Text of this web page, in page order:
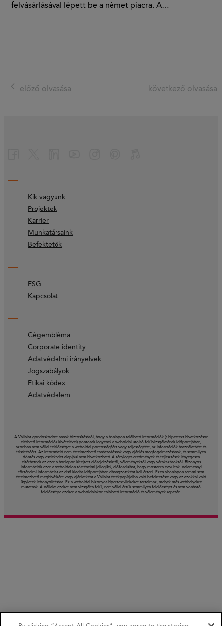
felvásárlásával lépett be a német piacra. A…
előző olvasása következő olvasása
Kik vagyunk
Projektek
Karrier
Munkatársaink
Befektetők
ESG
Kapcsolat
Cégembléma
Corporate identity
Adatvédelmi irányelvek
Jogszabályok
Etikai kódex
Adatvédelem
A Vállalat gondoskodott annak biztosításáról, hogy a honlapon található információk (a hipertext hivatkozáson
elérhető információk kivételével) pontosak legyenek a weboldal utolsó felülvizsgálatának időpontjában,
azonban nem vállal felelősséget a weboldal pontosságáért vagy teljességéért, az információk használatáért és
frissítéséért. Az információ nem értelmezhető tanácsadásnak vagy ajánlás megfogalmazásának, és semmilyen
döntés vagy cselekedet alapjául nem hivatkozható. A tényleges eredmények és fejlesztések lényegesen
eltérhetnek az ezen a honlapon kifejtett előrejelzésektől, véleményektől vagy várakozásoktól. Bizonyos
információk ezen a weboldalon történelmi jellegűek, előfordulhat, hogy mostanra elavultak. Valamennyi
történelmi információt az első kiadás időpontjában elhangzottként kell érteni. Ezen a honlapon semmi sem
értelmezhető meghívásként vagy ajánlatként a Vállalat értékpapírjaiba való befektetésre vagy az azokkal való
ügyletek lebonyolítására. Ez a weboldal bizonyos hipertext-linkeket tartalmaz, melyek más webhelyekre
mutatnak. A Vállalat ezeket nem vizsgálta felül, nem vállal értük semmilyen felelősséget és nem vonható
felelősségre ezeken a weboldalakon található információ és vélemények kapcsán.